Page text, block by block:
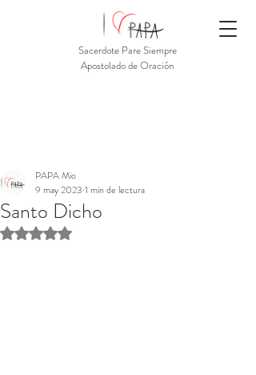
Sacerdote Pare Siempre
Apostolado de Oración
Santo Dicho
PAPA Mio
9 may 2023 1 min de lectura
Obtuvo NaN de 5 estrellas.